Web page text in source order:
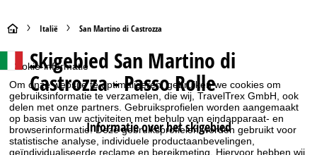
Cookie-informatie
Om onze website te optimaliseren, gebruiken we cookies om
gebruiksinformatie te verzamelen, die wij, TravelTrex GmbH, ook
delen met onze partners. Gebruiksprofielen worden aangemaakt
op basis van uw activiteiten met behulp van eindapparaat- en
browserinformatie. Deze gebruiksprofielen worden gebruikt voor
statistische analyse, individuele productaanbevelingen,
geïndividualiseerde reclame en bereikmeting. Hiervoor hebben wij
S
a
r
t
Italië San Martino di Castrozza
Skigebied San Martino di
Castrozza - Passo Rolle
Informatie over het skigebied